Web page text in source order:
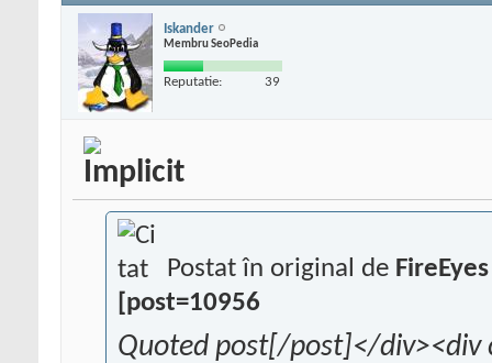
Iskander
Membru SeoPedia
Reputatie: 39
Postat în original de
[post=10956
Quoted post[/post]</div><div